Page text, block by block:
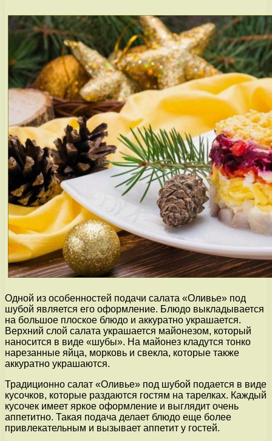
Одной из особенностей подачи салата «Оливье» под
шубой является его оформление. Блюдо выкладывается
на большое плоское блюдо и аккуратно украшается.
Верхний слой салата украшается майонезом, который
наносится в виде «шубы». На майонез кладутся тонко
нарезанные яйца, морковь и свекла, которые также
аккуратно украшаются.
Традиционно салат «Оливье» под шубой подается в виде
кусочков, которые раздаются гостям на тарелках. Каждый
кусочек имеет яркое оформление и выглядит очень
аппетитно. Такая подача делает блюдо еще более
привлекательным и вызывает аппетит у гостей.